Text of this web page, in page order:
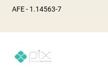
AFE - 1.14563-7